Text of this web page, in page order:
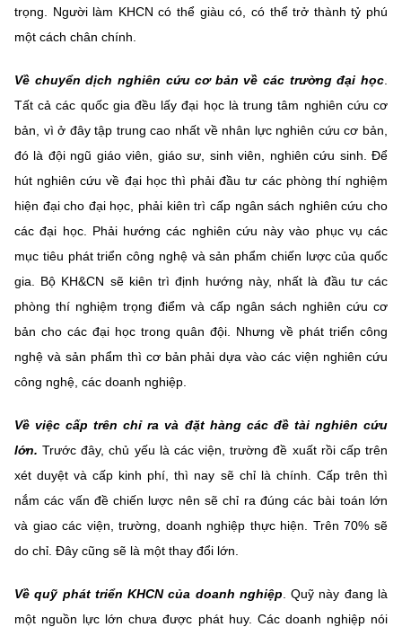
trọng. Người làm KHCN có thể giàu có, có thể trở thành tỷ phú
một cách chân chính.
Về chuyển dịch nghiên cứu cơ bản về các trường đại học
Tất cả các quốc gia đều lấy đại học là trung tâm nghiên cứu cơ
bản, vì ở đây tập trung cao nhất về nhân lực nghiên cứu cơ bản,
đó là đội ngũ giáo viên, giáo sư, sinh viên, nghiên cứu sinh. Để
hút nghiên cứu về đại học thì phải đầu tư các phòng thí nghiệm
hiện đại cho đại học, phải kiên trì cấp ngân sách nghiên cứu cho
các đại học. Phải hướng các nghiên cứu này vào phục vụ các
mục tiêu phát triển công nghệ và sản phẩm chiến lược của quốc
gia. Bộ KH&CN sẽ kiên trì định hướng này, nhất là đầu tư các
phòng thí nghiệm trọng điểm và cấp ngân sách nghiên cứu cơ
bản cho các đại học trong quân đội. Nhưng về phát triển công
nghệ và sản phẩm thì cơ bản phải dựa vào các viện nghiên cứu
công nghệ, các doanh nghiệp.
Về việc cấp trên chỉ ra và đặt hàng các đề tài nghiên cứu
lớn. Trước đây, chủ yếu là các viện, trường đề xuất rồi cấp trên
xét duyệt và cấp kinh phí, thì nay sẽ chỉ là chính. Cấp trên thì
nắm các vấn đề chiến lược nên sẽ chỉ ra đúng các bài toán lớn
và giao các viện, trường, doanh nghiệp thực hiện. Trên 70% sẽ
do chỉ. Đây cũng sẽ là một thay đổi lớn.
Về quỹ phát triển KHCN của doanh nghiệp . Quỹ này đang là
một nguồn lực lớn chưa được phát huy. Các doanh nghiệp nói